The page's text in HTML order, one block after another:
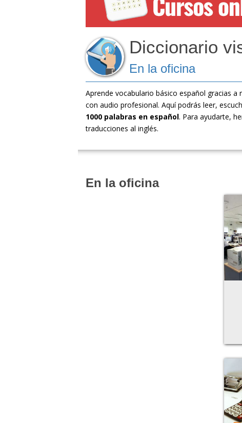
Diccionario
En la oficina
Aprende vocabulario básico español gracias a
con audio profesional. Aquí podrás leer,
1000 palabras en español. Para ayudarte,
traducciones al inglés.
En la oficina